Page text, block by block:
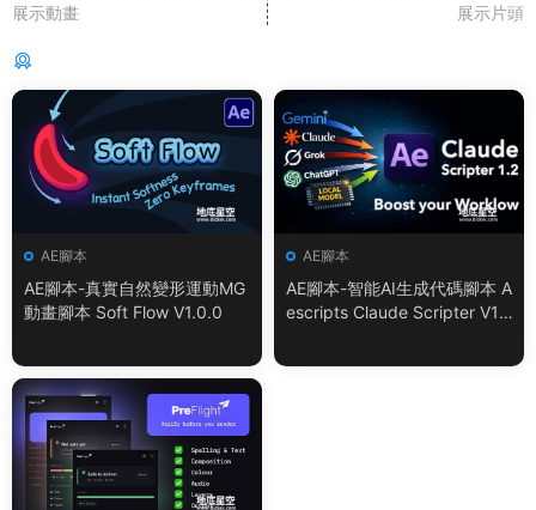
展示動畫
展示片頭
AE腳本
AE腳本-真實自然變形運動MG
動畫腳本 Soft Flow V1.0.0
AE腳本
AE腳本-智能AI生成代碼腳本 A
escripts Claude Scripter V1.